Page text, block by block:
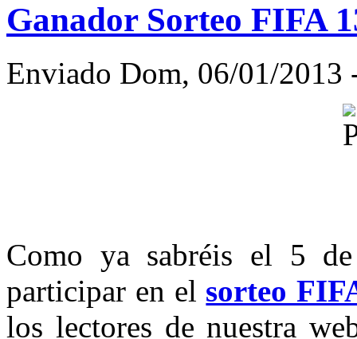
Ganador Sorteo FIFA
Enviado Dom, 06/01/2013
Como ya sabréis el 5
participar en el sorteo
los lectores de nuestra